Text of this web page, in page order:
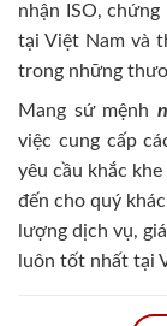
nhận ISO,
tại Việt Nam và
trong những
Mang sứ mệnh
việc cung cấp
yêu cầu khắc
đến cho quý
lượng dịch vụ,
luôn tốt nhất tại